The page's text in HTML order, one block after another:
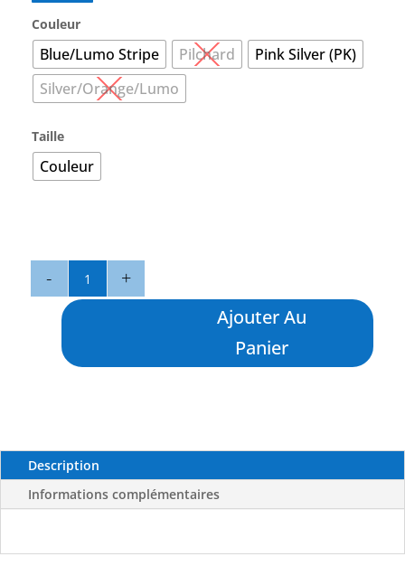
Couleur
Blue/Lumo Stripe Pilchard
Pink Silver (PK)
Silver/Orange/Lumo
Taille
Couleur
Flutter
Ajouter Au
Panier
Description
Informations complémentaires